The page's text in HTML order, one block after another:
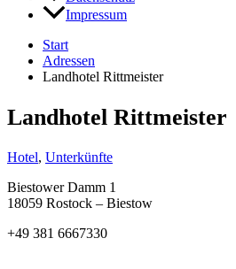
Impressum
Start
Adressen
Landhotel Rittmeister
Landhotel Rittmeister
Hotel, Unterkünfte
Biestower Damm 1
18059 Rostock – Biestow
+49 381 6667330